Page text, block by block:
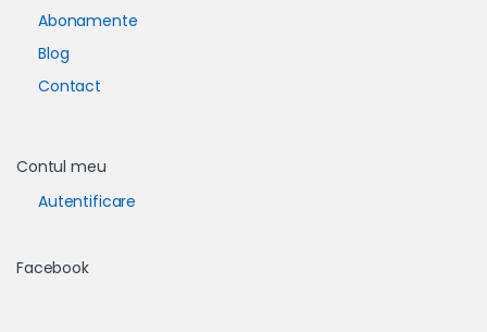
Abonamente
Blog
Contact
Contul meu
Autentificare
Facebook